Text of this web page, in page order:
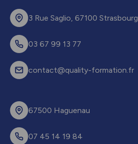
3 Rue Saglio, 67100 Strasbourg
03 67 99 13 77
contact@quality-formation.fr
67500 Haguenau
07 45 14 19 84